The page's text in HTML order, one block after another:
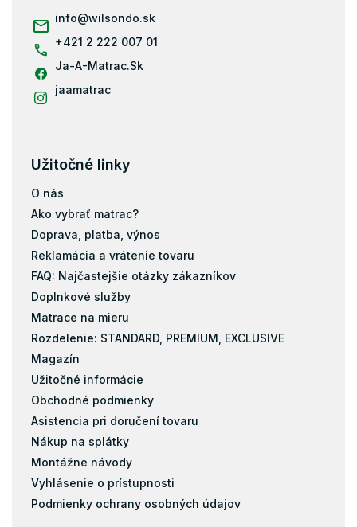
info@wilsondo.sk
+421 2 222 007 01
Ja-A-Matrac.Sk
jaamatrac
Užitočné linky
O nás
Ako vybrať matrac?
Doprava, platba, výnos
Reklamácia a vrátenie tovaru
FAQ: Najčastejšie otázky zákazníkov
Doplnkové služby
Matrace na mieru
Rozdelenie: STANDARD, PREMIUM, EXCLUSIVE
Magazín
Užitočné informácie
Obchodné podmienky
Asistencia pri doručení tovaru
Nákup na splátky
Montážne návody
Vyhlásenie o prístupnosti
Podmienky ochrany osobných údajov